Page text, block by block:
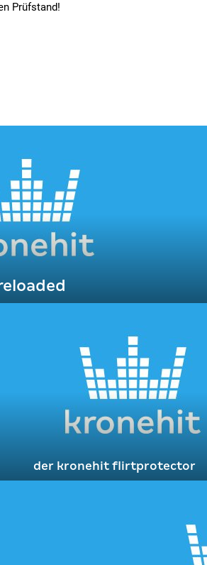
Prüfstand!
der kronehit flirtprotector